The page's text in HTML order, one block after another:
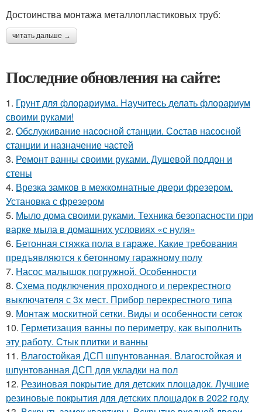
Достоинства монтажа металлопластиковых труб:
читать дальше →
Последние обновления на сайте:
1. Грунт для флорариума. Научитесь делать флорариум
своими руками!
2. Обслуживание насосной станции. Состав насосной
станции и назначение частей
3. Ремонт ванны своими руками. Душевой поддон и
стены
4. Врезка замков в межкомнатные двери фрезером.
Установка с фрезером
5. Мыло дома своими руками. Техника безопасности при
варке мыла в домашних условиях «с нуля»
6. Бетонная стяжка пола в гараже. Какие требования
предъявляются к бетонному гаражному полу
7. Насос малышок погружной. Особенности
8. Схема подключения проходного и перекрестного
выключателя с 3х мест. Прибор перекрестного типа
9. Монтаж москитной сетки. Виды и особенности сеток
10. Герметизация ванны по периметру, как выполнить
эту работу. Стык плитки и ванны
11. Влагостойкая ДСП шпунтованная. Влагостойкая и
шпунтованная ДСП для укладки на пол
12. Резиновая покрытие для детских площадок. Лучшие
резиновые покрытия для детских площадок в 2022 году